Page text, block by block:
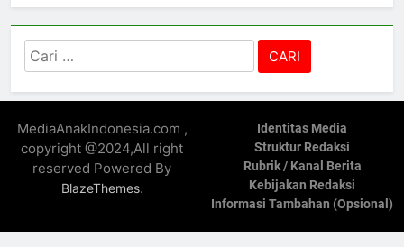
Cari
untuk:
MediaAnakIndonesia.com ,
copyright @2024,All right
reserved Powered By
BlazeThemes.
Identitas Media
Struktur Redaksi
Rubrik / Kanal Berita
Kebijakan Redaksi
Informasi Tambahan (Opsional)